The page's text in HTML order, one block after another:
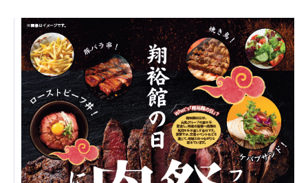
爽やかな風 中部エリア
爽やかな風 那覇エリア
鷹揚館
社会福祉法人 共生会
特別養護老人ホーム 共生の家
株式会社 アジアメデカ元気事業団
アジアメデカ元気事業団
株式会社 爽やかな風九州
爽やかな風九州
株式会社 七星
七星